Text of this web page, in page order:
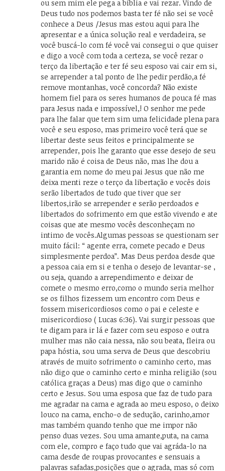
ou sem mim ele pega a bíblia e vai rezar. Vindo de
Deus tudo nos podemos basta ter fé não sei se você
conhece a Deus /Jesus mas estou aqui para lhe
apresentar e a única solução real e verdadeira, se
você buscá-lo com fé você vai consegui o que quiser
e digo a você com toda a certeza, se você rezar o
terço da libertação e ter fé seu esposo vai cair em si,
se arrepender a tal ponto de lhe pedir perdão,a fé
remove montanhas, você concorda? Não existe
homem fiel para os seres humanos de pouca fé mas
para Jesus nada e impossível,! O senhor me pede
para lhe falar que tem sim uma felicidade plena para
você e seu esposo, mas primeiro você terá que se
libertar deste seus feitos e principalmente se
arrepender, pois lhe garanto que esse desejo de seu
marido não é coisa de Deus não, mas lhe dou a
garantia em nome do meu pai Jesus que não me
deixa menti reze o terço da libertação e vocês dois
serão libertados de tudo que tiver que ser
libertos,irão se arrepender e serão perdoados e
libertados do sofrimento em que estão vivendo e ate
coisas que ate mesmo vocês desconheçam no
intimo de vocês.Algumas pessoas se questionam ser
muito fácil: “ agente erra, comete pecado e Deus
simplesmente perdoa”. Mas Deus perdoa desde que
a pessoa caia em si e tenha o desejo de levantar-se ,
ou seja, quando a arrependimento e deixar de
comete o mesmo erro,como o mundo seria melhor
se os filhos fizessem um encontro com Deus e
fossem misericordiosos como o pai e celeste e
misericordioso ( Lucas 6:36). Vai surgir pessoas que
te digam para ir lá e fazer com seu esposo e outra
mulher mas não caia nessa, não sou beata, fleira ou
papa hóstia, sou uma serva de Deus que descobriu
através de muito sofrimento o caminho certo, mas
não digo que o caminho certo e minha religião (sou
católica graças a Deus) mas digo que o caminho
certo e Jesus. Sou uma esposa que faz de tudo para
me agradar na cama e agrada ao meu esposo, o deixo
louco na cama, encho-o de sedução, carinho,amor
mas também quando tenho que me impor não
penso duas vezes. Sou uma amante,puta, na cama
com ele, compro e faço tudo que vai agráda-lo na
cama desde de roupas provocantes e sensuais a
palavras safadas,posições que o agrada, mas só com